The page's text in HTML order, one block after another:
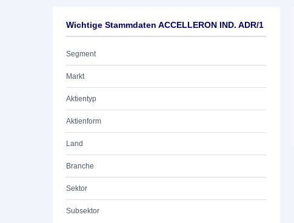
Wichtige Stammdaten ACCELLERON IND. ADR/1
Segment
Markt
Aktientyp
Aktienform
Land
Branche
Sektor
Subsektor